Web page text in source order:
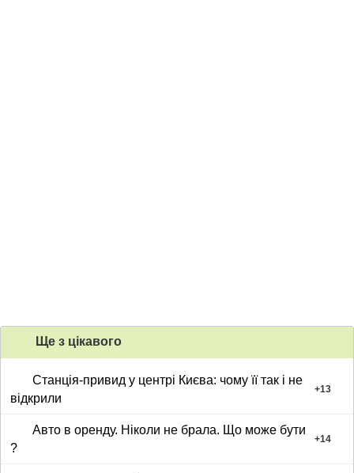
Ще з цiкавого
Станція-привид у центрі Києва: чому її так і не
відкрили
+13
Авто в оренду. Ніколи не брала. Що може бути
?
+14